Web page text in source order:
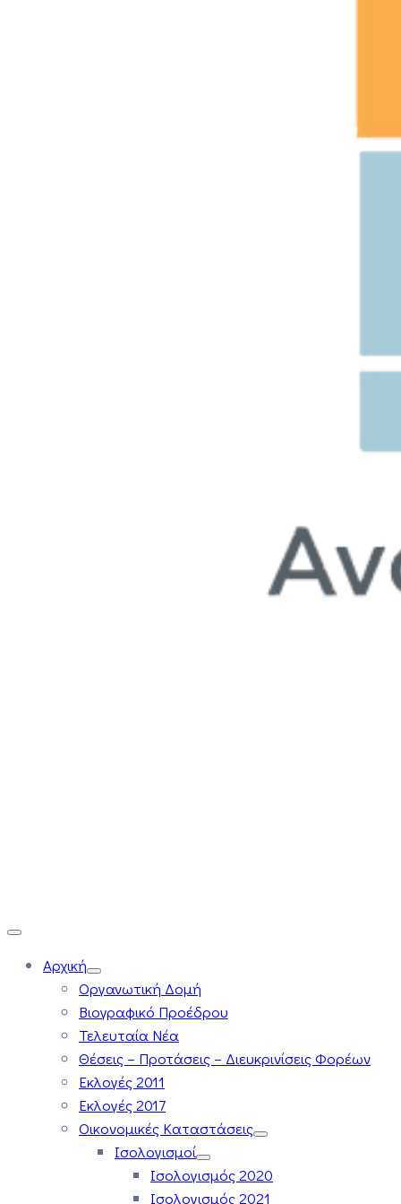
Αρχική
Οργανωτική Δομή
Βιογραφικό Προέδρου
Τελευταία Νέα
Θέσεις – Προτάσεις – Διευκρινίσεις Φορέων
Εκλογές 2011
Εκλογές 2017
Οικονομικές Καταστάσεις
Ισολογισμοί
Ισολογισμός 2020
Ισολογισμός 2021